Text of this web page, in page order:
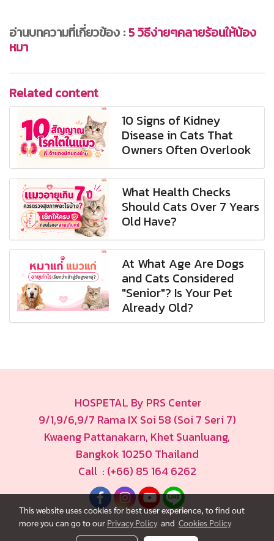
อ่านบทความที่เกี่ยวข้อง : 5 วิธีง่ายๆคลายร้อนให้น้อง
หมา
Related content
10 Signs of Kidney
Disease in Cats That
Owners Often Overlook
What Health Checks
Should Cats Over 7 Years
Old Have?
At What Age Are Dogs
and Cats Considered
"Senior"? Is Your Pet
Already Old?
HOSPETAL By PRS Center
9/1,9/6,9/7 Rama IX Soi 58 (Soi 7 Seri 7)
Kwaeng Pattanakarn, Khet Suanluang,
Bangkok 10250 Thailand
Call : (+66) 85 164 6262
This website uses cookies for best user experience, to find out
more you can go to our Privacy Policy and Cookies Policy